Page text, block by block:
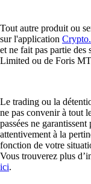
Tout autre produit ou
sur l'application
et ne fait pas partie
Limited ou de Foris
Le trading ou la
ne pas convenir à tout
passées ne
attentivement à la
fonction de votre
Vous trouverez plus
ici.